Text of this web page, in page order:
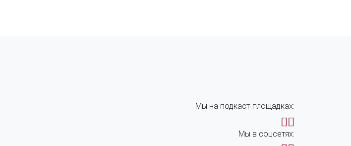
Мы на подкаст-площадках:
Мы в соцсетях: